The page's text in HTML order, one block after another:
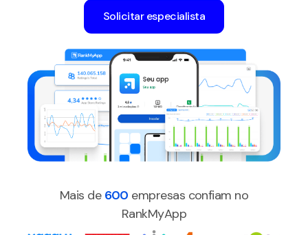
Solicitar especialista
Mais de 600 empresas confiam no
RankMyApp